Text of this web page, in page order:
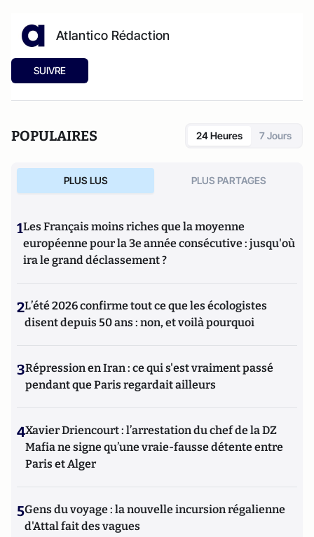
Atlantico Rédaction
SUIVRE
POPULAIRES 24 Heures 7 Jours
PLUS LUS PLUS PARTAGES
1Les Français moins riches que la moyenne
européenne pour la 3e année consécutive : jusqu'où
ira le grand déclassement ?
2L’été 2026 confirme tout ce que les écologistes
disent depuis 50 ans : non, et voilà pourquoi
3Répression en Iran : ce qui s'est vraiment passé
pendant que Paris regardait ailleurs
4Xavier Driencourt : l’arrestation du chef de la DZ
Mafia ne signe qu’une vraie-fausse détente entre
Paris et Alger
5Gens du voyage : la nouvelle incursion régalienne
d'Attal fait des vagues